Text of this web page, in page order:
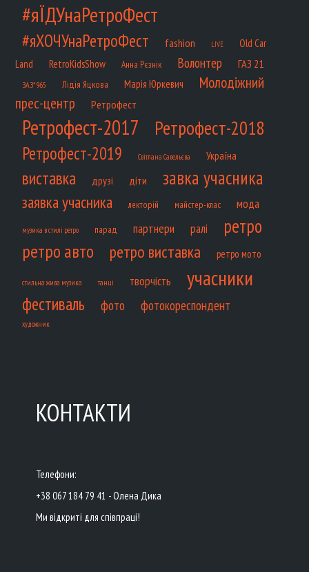
#яЇДУнаРетроФест
#яХОЧУнаРетроФест fashion LIVE
Old Car
Land
RetroKidsShow Анна Рєзнік Волонтер ГАЗ 21
ЗАЗ*965 Лідія Яцкова Марія Юркевич
Молодіжний
прес-центр
Ретрофест
Ретрофест-2017 Ретрофест-2018
Ретрофест-2019 Світлана Савельєва Україна
виставка друзі діти завка учасника
заявка учасника лекторій майстер-клас мода
музика в стилі ретро парад партнери ралі ретро
ретро авто ретро виставка ретро мото
стильна жива музика танці творчість учасники
фестиваль фото фотокореспондент
художник
КОНТАКТИ
Телефони:
+38 067 184 79 41 - Олена Дика
Ми відкриті для співпраці!